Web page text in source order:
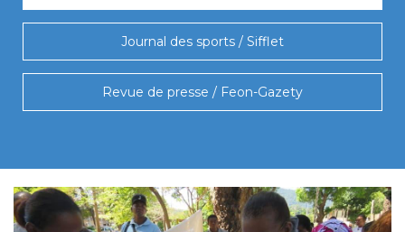
Journal des sports / Sifflet
Revue de presse / Feon-Gazety